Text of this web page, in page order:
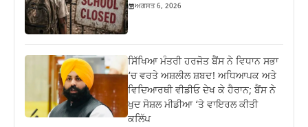
ਅਗਸਤ 6, 2026
ਸਿੱਖਿਆ ਮੰਤਰੀ ਹਰਜੋਤ ਬੈਂਸ ਨੇ ਵਿਧਾਨ ਸਭਾ
‘ਚ ਵਰਤੇ ਅਸ਼ਲੀਲ ਸ਼ਬਦ! ਅਧਿਆਪਕ ਅਤੇ
ਵਿਦਿਆਰਥੀ ਵੀਡੀਓ ਦੇਖ ਕੇ ਹੈਰਾਨ; ਬੈਂਸ ਨੇ
ਖੁਦ ਸੋਸ਼ਲ ਮੀਡੀਆ ‘ਤੇ ਵਾਇਰਲ ਕੀਤੀ
ਕਲਿੱਪ